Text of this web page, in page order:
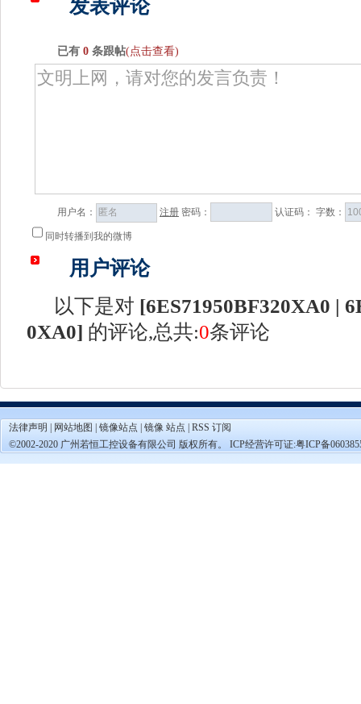
发表评论
已有 0 条跟帖(点击查看)
用户名： 注册 密码： 认证码： 字数：
同时转播到我的微博
用户评论
以下是对 [6ES71950BF320XA0 |
0XA0] 的评论,总共:0条评论
法律声明 网站地图 镜像站点 镜像 站点
RSS 订阅
©2002-2020 广州若恒工控设备有限公司 版权所有。 ICP经营许可证:粤ICP备